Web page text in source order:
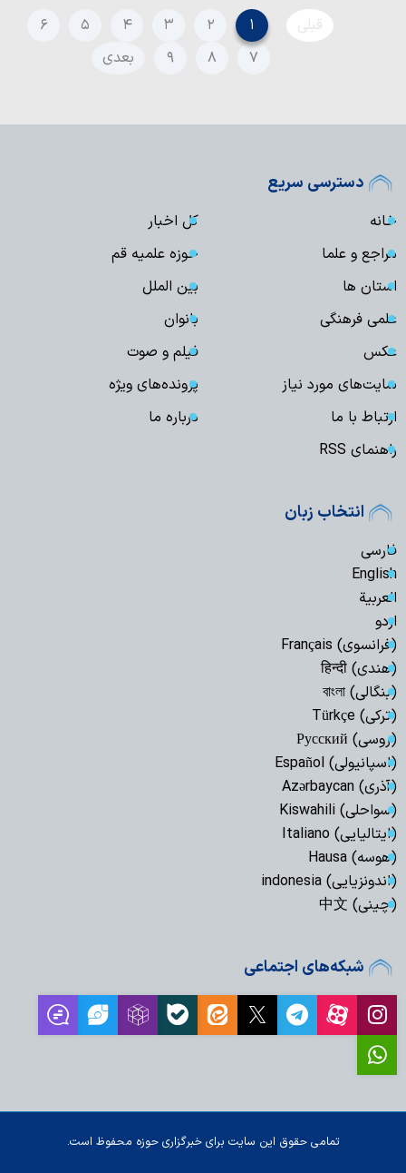
قبلی ۱ ۲ ۳ ۴ ۵
۶
۷
۸ ۹ بعدی
دسترسی سریع
خانه
کل اخبار
مراجع و علما
حوزه علمیه قم
استان ها
بین الملل
علمی فرهنگی
بانوان
عکس
فیلم و صوت
سایت‌های مورد نیاز
پرونده‌های ویژه
ارتباط با ما
درباره ما
راهنمای RSS
انتخاب زبان
فارسی
English
العربیة
اردو
(فرانسوی) Français
(هندی) हिन्दी
(بنگالی) বাংলা
(ترکی) Türkçe
(روسی) Русский
(اسپانیولی) Español
(آذری) Azərbaycan
(سواحلی) Kiswahili
(ایتالیایی) Italiano
(هوسه) Hausa
(اندونزیایی) indonesia
(چینی) 中文
شبکه‌های اجتماعی
تمامی حقوق این سایت برای خبرگزاری حوزه محفوظ است.